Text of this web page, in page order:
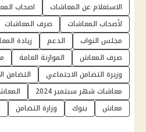
الاستعلام عن المعاشات
اصحاب
لأصحاب المعاشات
صرف المعاشات
مجلس النواب
الدعم زيادة
صرف المعاش
الموازنة العامة
وزيرة التضامن الاجتماعي
التضامن
معاشات شهر سبتمبر 2024
معاش
بنوك وزارة التضامن